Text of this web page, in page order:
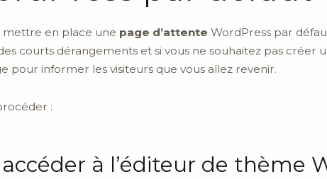
mettre en place une page d’attente WordPress par
courts dérangements et si vous ne souhaitez pas créer
pour informer les visiteurs que vous allez revenir.
:
accéder à l’éditeur de thème